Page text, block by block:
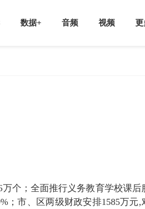
数据+ 音频 视频 更
个；全面推行义务教育学校课后
；市、区两级财政安排1585万元,